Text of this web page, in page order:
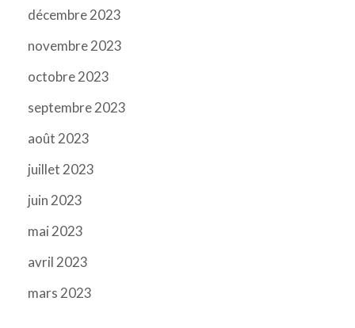
décembre 2023
novembre 2023
octobre 2023
septembre 2023
août 2023
juillet 2023
juin 2023
mai 2023
avril 2023
mars 2023